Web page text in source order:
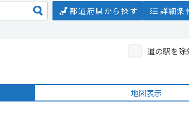
都道府県から探す
詳細条
道の駅を除
地図表示